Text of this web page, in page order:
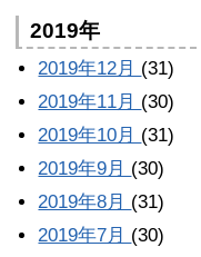
2019年
2019年12月 (31)
2019年11月 (30)
2019年10月 (31)
2019年9月 (30)
2019年8月 (31)
2019年7月 (30)